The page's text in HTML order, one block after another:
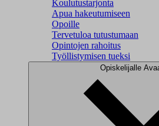
Koulutustarjonta
Apua hakeutumiseen
Opoille
Tervetuloa tutustumaan
Opintojen rahoitus
Työllistymisen tueksi
Opiskelijalle